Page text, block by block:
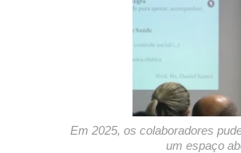
Em 2025, os colaboradores
um espaço